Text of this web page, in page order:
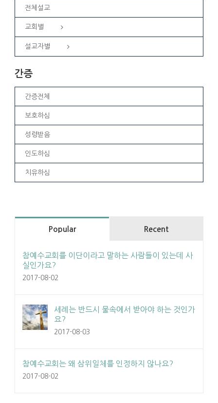
전체설교
교회별
설교자별
간증
간증전체
보호하심
성령받음
인도하심
치유하심
Popular Recent
참예수교회를 이단이라고 말하는 사람들이 있는데 사
실인가요?
2017-08-02
세례는 반드시 물속에서 받아야 하는 것인가
요?
2017-08-03
참예수교회는 왜 삼위일체를 인정하지 않나요?
2017-08-02